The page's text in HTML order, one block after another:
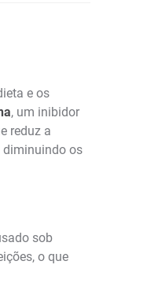
e os
, um inibidor
reduz a
diminuindo os
sob
o que